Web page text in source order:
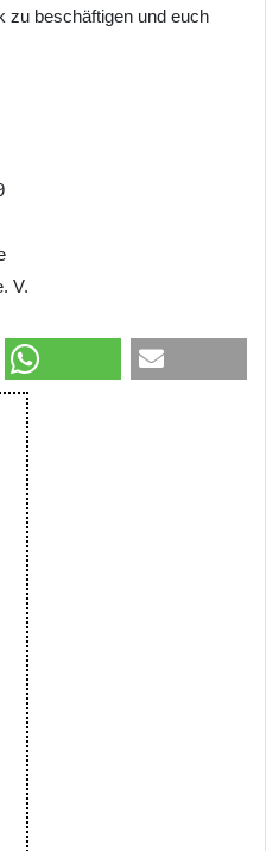
zu beschäftigen und euch
V.